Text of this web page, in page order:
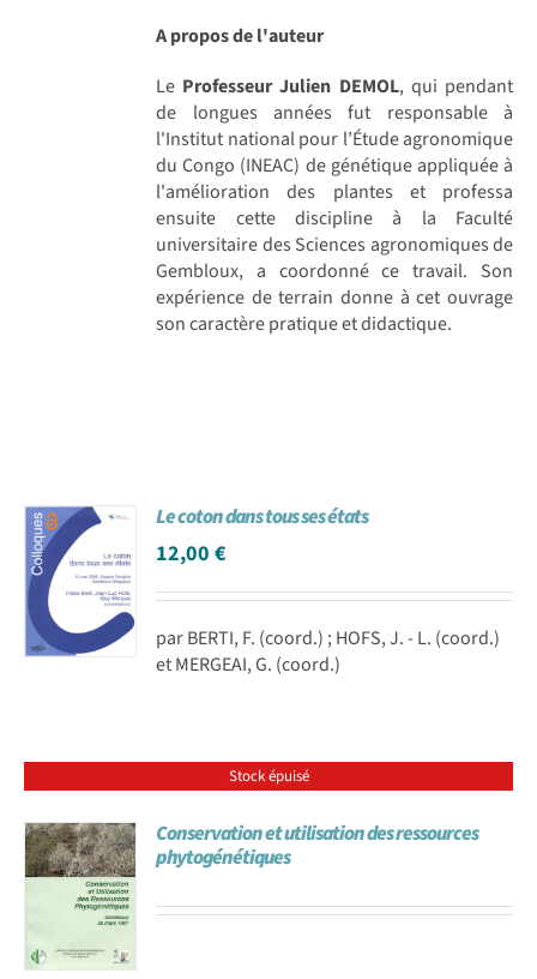
A propos de l'auteur
Le Professeur Julien DEMOL, qui pendant
de longues années fut responsable à
l'Institut national pour l’Étude agronomique
du Congo (INEAC) de génétique appliquée à
l'amélioration des plantes et professa
ensuite cette discipline à la Faculté
universitaire des Sciences agronomiques de
Gembloux, a coordonné ce travail. Son
expérience de terrain donne à cet ouvrage
son caractère pratique et didactique.
Le coton dans tous ses états
12,00€
par BERTI, F. (coord.) ; HOFS, J. - L. (coord.)
et MERGEAI, G. (coord.)
Stock épuisé
Conservation et utilisation des ressources
phytogénétiques